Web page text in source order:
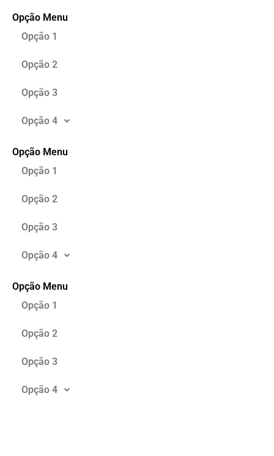
Opção Menu
Opção 1
Opção 2
Opção 3
Opção 4
Opção Menu
Opção 1
Opção 2
Opção 3
Opção 4
Opção Menu
Opção 1
Opção 2
Opção 3
Opção 4